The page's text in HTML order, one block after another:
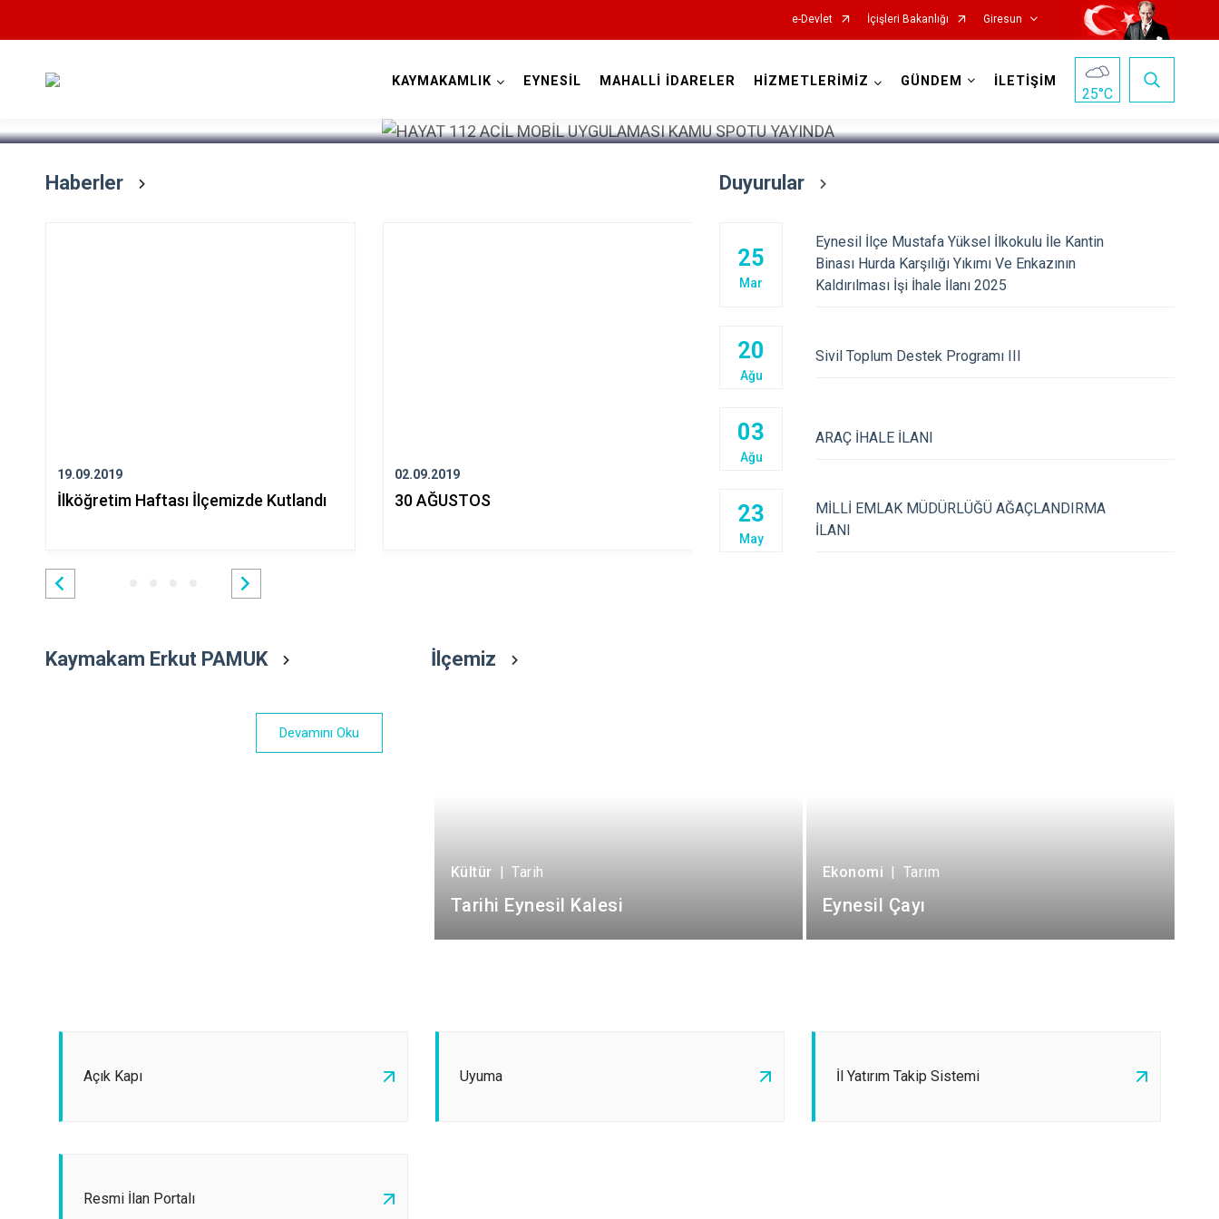
e-Devlet İçişleri Bakanlığı Giresun
Alucra
Çanakçı
Doğankent
Espiye
Görele
Piraziz
KAYMAKAMLIK EYNESİL MAHALLİ İDARELER HİZMETLERİMİZ GÜNDEM İLETİŞİM
25°C
Haberler
19.09.2019
İlköğretim Haftası İlçemizde Kutlandı
02.09.2019
30 AĞUSTOS
15 Temmuz Milli Birlik ve Demokrasi
Günü
Trafikte Karne
Duyurular
25
Mar
Eynesil İlçe Mustafa Yüksel İlkokulu İle Kantin
Binası Hurda Karşılığı Yıkımı Ve Enkazının
Kaldırılması İşi İhale İlanı 2025
20
Ağu
Sivil Toplum Destek Programı III
03
Ağu
ARAÇ İHALE İLANI
23
May
MİLLİ EMLAK MÜDÜRLÜĞÜ AĞAÇLANDIRMA
İLANI
Kaymakam Erkut PAMUK
Devamını Oku
İlçemiz
Kültür | Tarih
Tarihi Eynesil Kalesi
Ekonomi | Tarım
Eynesil Çayı
Açık Kapı Uyuma İl Yatırım Takip Sistemi
Resmi İlan Portalı